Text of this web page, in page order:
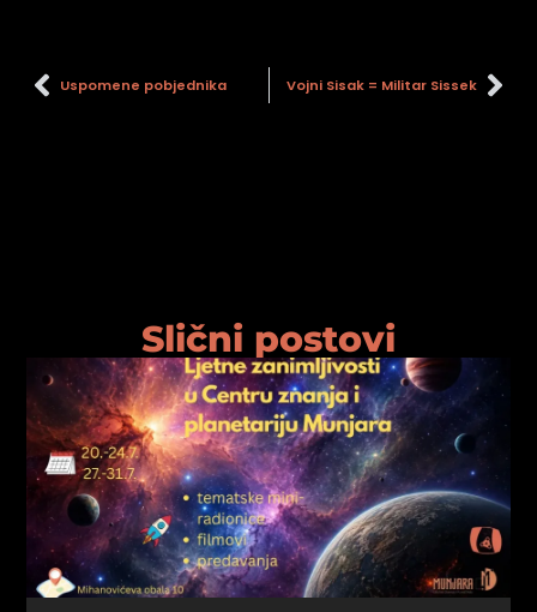
Uspomene pobjednika Vojni Sisak = Militar Sissek
Slični postovi